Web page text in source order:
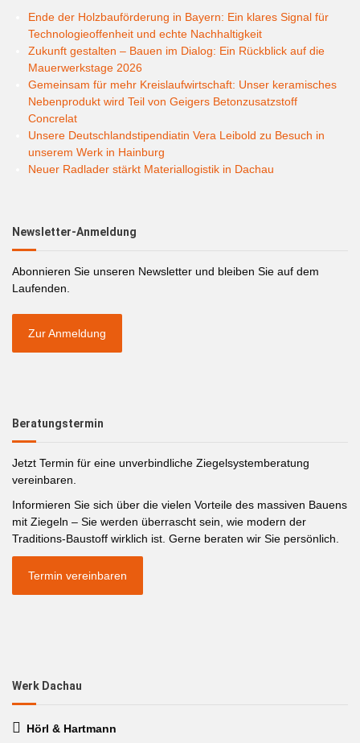
Ende der Holzbauförderung in Bayern: Ein klares Signal für
Technologieoffenheit und echte Nachhaltigkeit
Zukunft gestalten – Bauen im Dialog: Ein Rückblick auf die
Mauerwerkstage 2026
Gemeinsam für mehr Kreislaufwirtschaft: Unser keramisches
Nebenprodukt wird Teil von Geigers Betonzusatzstoff
Concrelat
Unsere Deutschlandstipendiatin Vera Leibold zu Besuch in
unserem Werk in Hainburg
Neuer Radlader stärkt Materiallogistik in Dachau
Newsletter-Anmeldung
Abonnieren Sie unseren Newsletter und bleiben Sie auf dem
Laufenden.
Zur Anmeldung
Beratungstermin
Jetzt Termin für eine unverbindliche Ziegelsystemberatung
vereinbaren.
Informieren Sie sich über die vielen Vorteile des massiven Bauens
mit Ziegeln – Sie werden überrascht sein, wie modern der
Traditions-Baustoff wirklich ist. Gerne beraten wir Sie persönlich.
Termin vereinbaren
Werk Dachau
Hörl & Hartmann